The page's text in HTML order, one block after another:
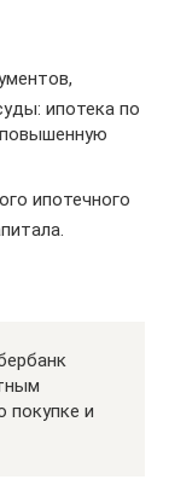
ипотека по
ипотечного
покупке и